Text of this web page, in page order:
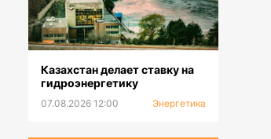
Казахстан делает ставку на
гидроэнергетику
07.08.2026 12:00 Энергетика